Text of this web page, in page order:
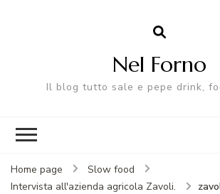
Nel Forno
Il blog tutto sale e pepe drink,
Home page
Slow food
Intervista all'azienda agricola Zavoli.